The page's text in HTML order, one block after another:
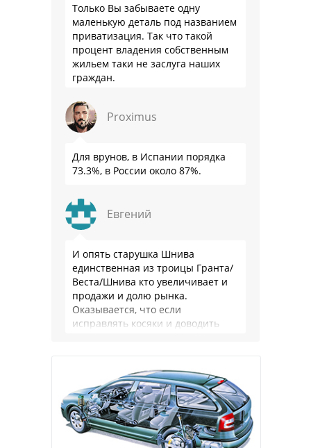
Только Вы забываете одну
маленькую деталь под названием
приватизация. Так что такой
процент владения собственным
жильем таки не заслуга наших
граждан.
Proximus
Для врунов, в Испании порядка
73.3%, в России около 87%.
Евгений
И опять старушка Шнива
единственная из троицы Гранта/
Веста/Шнива кто увеличивает и
продажи и долю рынка.
Оказывается, что если
исправлять косяки и доводить